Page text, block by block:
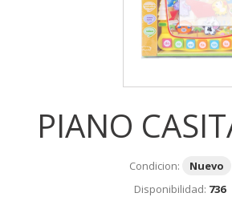
PIANO
Condicion:
Nuevo
Disponibilidad: 736